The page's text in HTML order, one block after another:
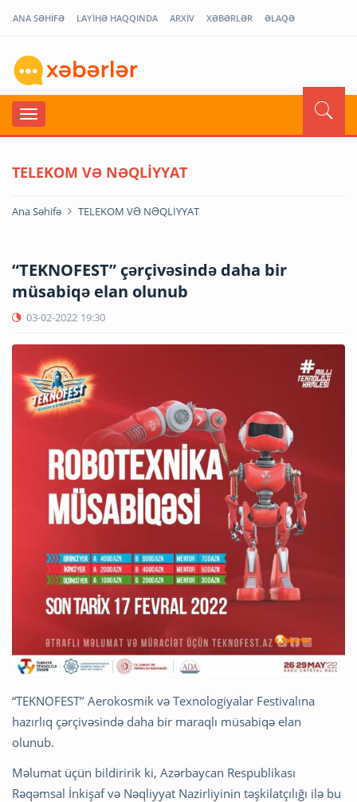
ANA SƏHİFƏ LAYİHƏ HAQQINDA ARXİV XƏBƏRLƏR ƏLAQƏ
TELEKOM VƏ NƏQLİYYAT
Ana Səhifə TELEKOM VƏ NƏQLİYYAT
“TEKNOFEST” çərçivəsində daha bir
müsabiqə elan olunub
03-02-2022 19:30
“TEKNOFEST’’ Aerokosmik və Texnologiyalar Festivalına
hazırlıq çərçivəsində daha bir maraqlı müsabiqə elan
olunub.
Məlumat üçün bildiririk ki, Azərbaycan Respublikası
Rəqəmsal İnkişaf və Nəqliyyat Nazirliyinin təşkilatçılığı ilə bu